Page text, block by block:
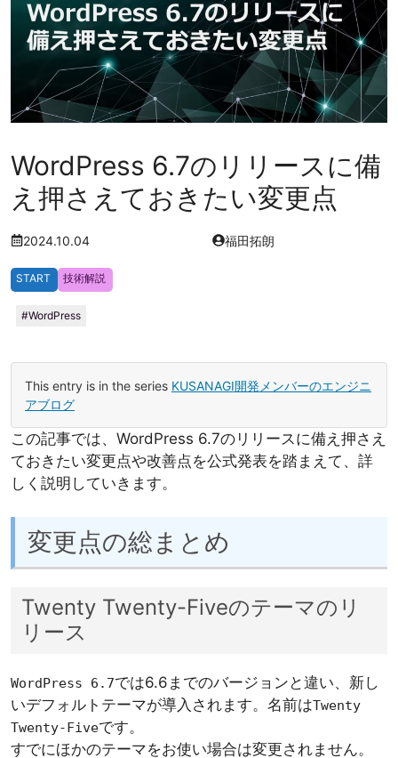
WordPress 6.7のリリースに備
え押さえておきたい変更点
2024.10.04 福田拓朗
START 技術解説
WordPress
This entry is in the series KUSANAGI開発メンバーのエンジニ
アブログ
この記事では、WordPress 6.7のリリースに備え押さえ
ておきたい変更点や改善点を公式発表を踏まえて、詳
しく説明していきます。
変更点の総まとめ
Twenty Twenty-Fiveのテーマのリ
リース
WordPress 6.7では6.6までのバージョンと違い、新し
いデフォルトテーマが導入されます。名前はTwenty
Twenty-Fiveです。
すでにほかのテーマをお使い場合は変更されません。